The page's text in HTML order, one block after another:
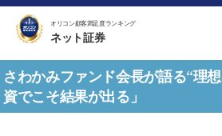
オリコン顧客満足度ランキング
ネット証券
さわかみファンド会長が語る“理
資でこそ結果が出る」